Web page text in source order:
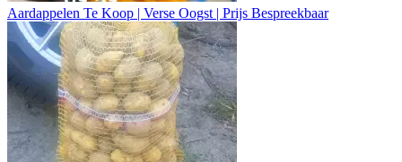
Aardappelen Te Koop | Verse Oogst | Prijs Bespreekbaar